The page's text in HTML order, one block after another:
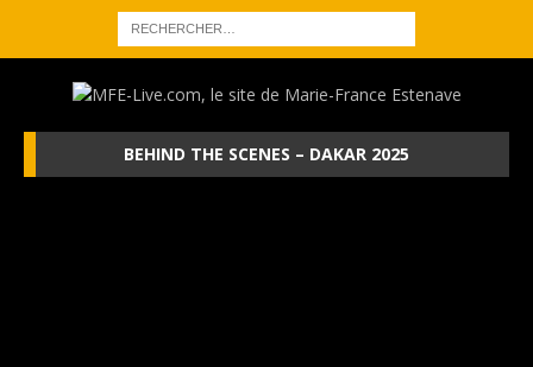
BEHIND THE SCENES – DAKAR 2025